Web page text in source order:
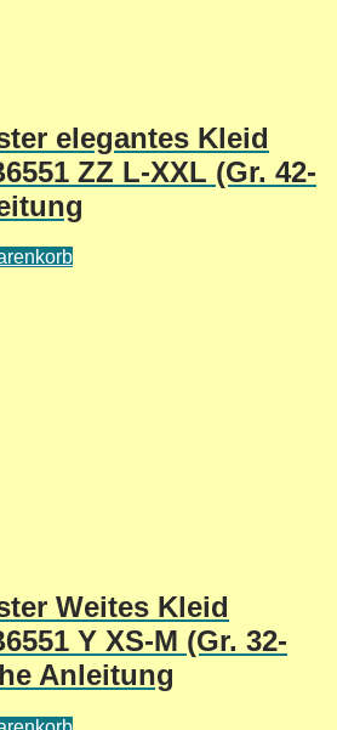
elegantes Kleid
ZZ L-XXL (Gr. 42-
Weites Kleid
Y XS-M (Gr. 32-
Anleitung